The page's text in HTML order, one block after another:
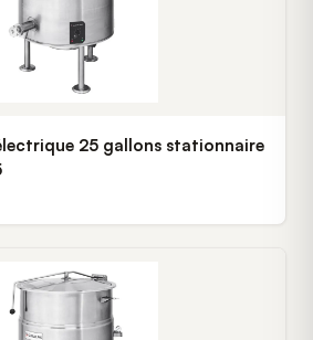
25 gallons stationnaire